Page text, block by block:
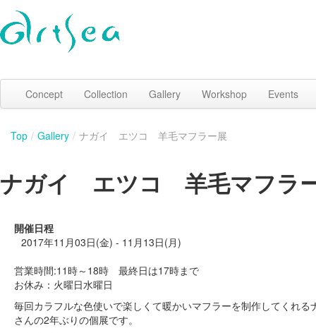
Concept Collection Gallery Workshop Events
Top / Gallery / ナガイ エツコ 羊毛マフラー展
ナガイ エツコ 羊毛マフラ
開催日程
2017年11月03日(金) - 11月13日(月)
営業時間:11時～18時 最終日は17時まで
お休み：火曜日水曜日
毎回カラフルな色使いで楽しくて暖かいマフラーを制作してくれる
さんの2年ぶりの個展です。